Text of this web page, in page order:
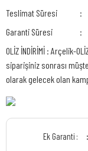
Teslimat Süresi
Garanti Süresi
OLİZ İNDİRİMİ : Arçelik-
siparişiniz sonrası
olarak gelecek olan
Ek Garanti :